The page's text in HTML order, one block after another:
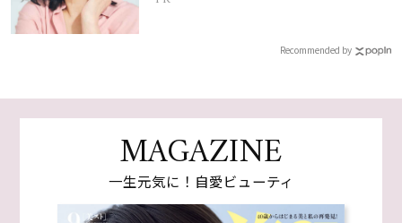
Recommended by
MAGAZINE
一生元気に！自愛ビューティ